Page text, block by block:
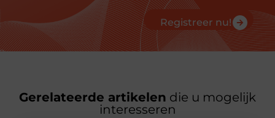
Registreer nu!
Gerelateerde artikelen die u mogelijk
interesseren